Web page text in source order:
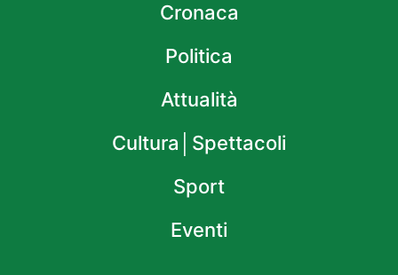
Cronaca
Politica
Attualità
Cultura│Spettacoli
Sport
Eventi